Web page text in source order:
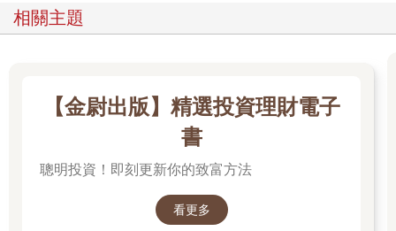
相關主題
【金尉出版】精選投資理財電子
書
聰明投資！即刻更新你的致富方法
看更多